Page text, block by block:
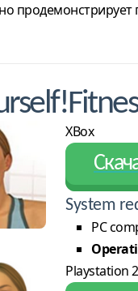
XBox
System
PC
Playstation 2